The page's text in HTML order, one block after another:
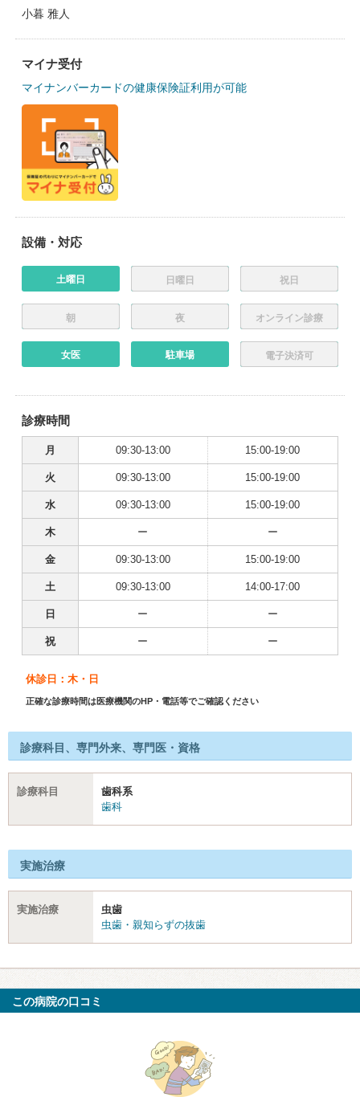
小暮 雅人
マイナ受付
マイナンバーカードの健康保険証利用が可能
設備・対応
土曜日 日曜日 祝日
朝 夜 オンライン診療
女医 駐車場 電子決済可
診療時間
月 09:30-13:00 15:00-19:00
火 09:30-13:00 15:00-19:00
水 09:30-13:00 15:00-19:00
木 ー ー
金 09:30-13:00 15:00-19:00
土 09:30-13:00 14:00-17:00
日 ー ー
祝 ー ー
休診日：木・日
正確な診療時間は医療機関のHP・電話等でご確認ください
診療科目、専門外来、専門医・資格
診療科目
歯科系
歯科
実施治療
実施治療
虫歯
虫歯・親知らずの抜歯
この病院の口コミ